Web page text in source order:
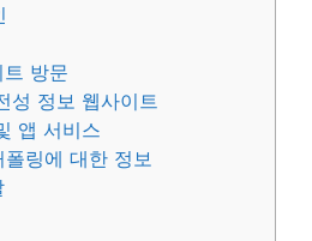
트 방문
성 정보 웹사이트
앱 서비스
링에 대한 정보